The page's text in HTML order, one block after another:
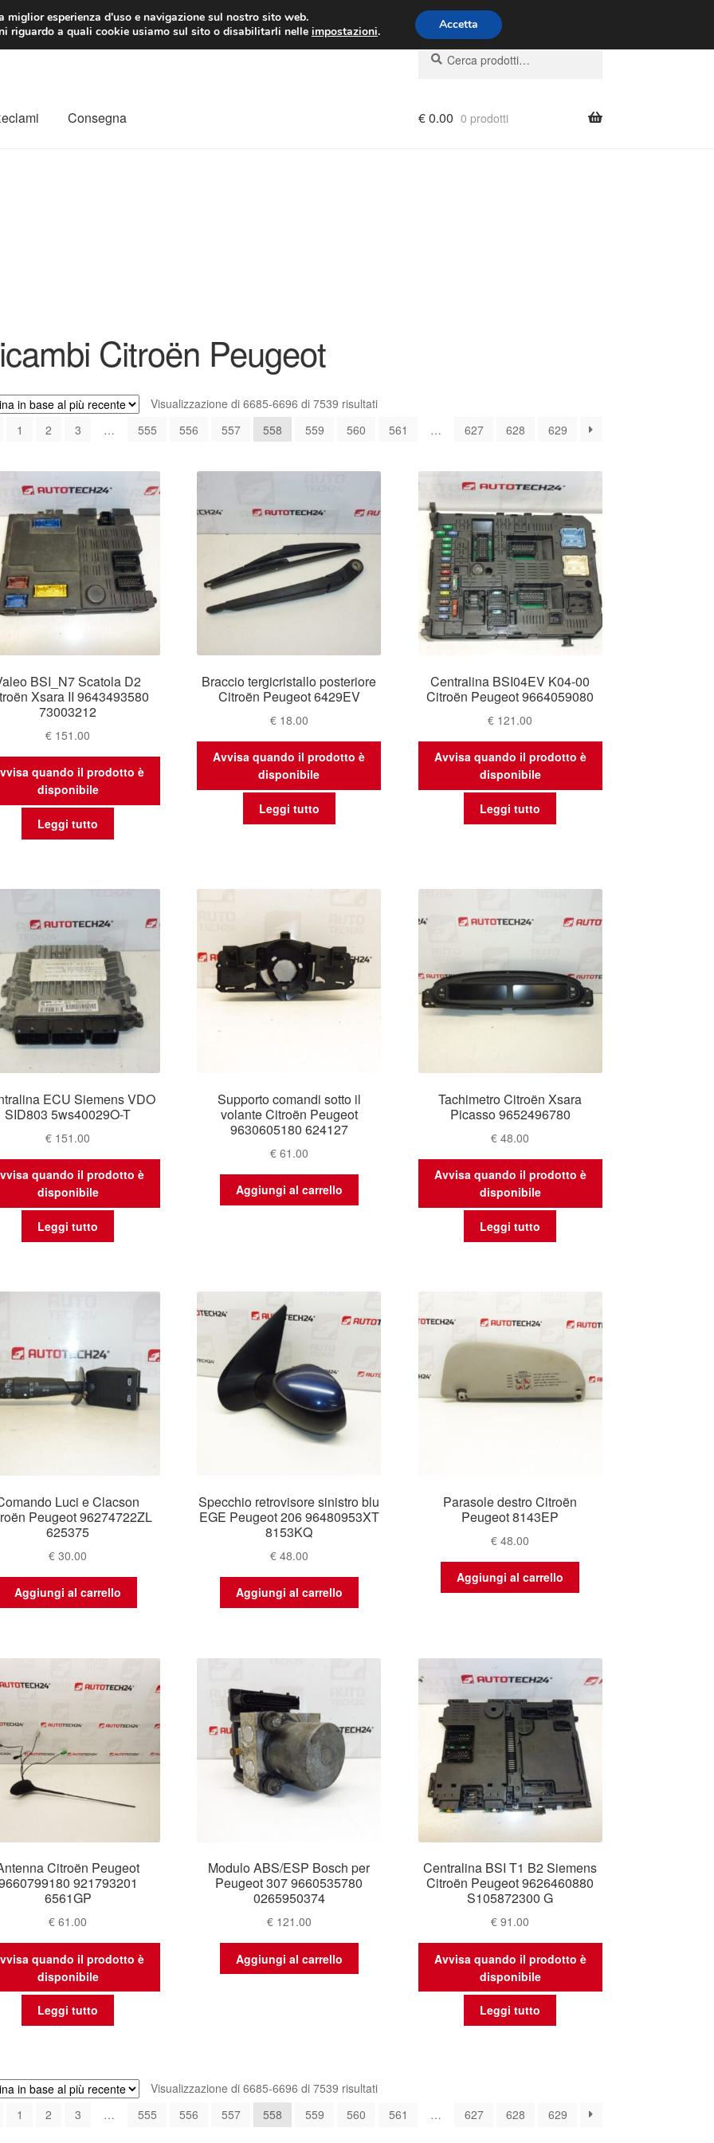
EUR Lun-Ven 9:00 - 16:00 800 580 290
Cerca:
Cerca
Consegna €0.00 0 prodotti
Citroën Peugeot
Visualizzazione di 6685-6696 di 7539 risultatiOrdina
base
più
1 2 3 … 555 556 557 558 559 560 561 … 627 628 629
BSI_N7 Scatola D2
Xsara II 9643493580
73003212
€ 151.00
quando il prodotto è
disponibile
Leggi tutto
Braccio tergicristallo posteriore
Citroën Peugeot 6429EV
€18.00
Avvisa quando il prodotto è
disponibile
Leggi tutto
Centralina BSI04EV K04-00
Citroën Peugeot 9664059080
€ 121.00
Avvisa quando il prodotto è
disponibile
Leggi tutto
ECU Siemens VDO
SID803 5ws40029O-T
€ 151.00
quando il prodotto è
disponibile
Leggi tutto
Supporto comandi sotto il
volante Citroën Peugeot
9630605180 624127
€61.00
Aggiungi al carrello
Tachimetro Citroën Xsara
Picasso 9652496780
€ 48.00
Avvisa quando il prodotto è
disponibile
Leggi tutto
Luci e Clacson
Peugeot 96274722ZL
625375
€ 30.00
Aggiungi al carrello
Specchio retrovisore sinistro blu
EGE Peugeot 206 96480953XT
8153KQ
€48.00
Aggiungi al carrello
Parasole destro Citroën
Peugeot 8143EP
€ 48.00
Aggiungi al carrello
Citroën Peugeot
921793201
6561GP
€ 61.00
quando il prodotto è
disponibile
Leggi tutto
Modulo ABS/ESP Bosch per
Peugeot 307 9660535780
0265950374
€121.00
Aggiungi al carrello
Centralina BSI T1 B2 Siemens
Citroën Peugeot 9626460880
S105872300 G
€ 91.00
Avvisa quando il prodotto è
disponibile
Leggi tutto
Visualizzazione di 6685-6696 di 7539 risultatiOrdina
base
1 2 3 … 555 556 557 558 559 560 561 … 627 628 629
esperienza d'uso e navigazione sul nostro sito web.
riguardo a quali cookie usiamo sul sito o disabilitarli nelle impostazioni. Accetta